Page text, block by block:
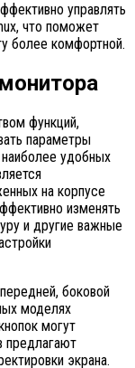
управлять
что поможет
более комфортной.
функций,
параметры
удобных
на корпусе
изменять
и другие важные
боковой
моделях
могут
предлагают
экрана.